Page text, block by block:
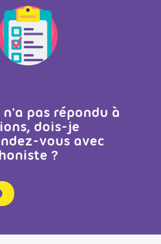
pas répondu à
dois-je
vous avec
?